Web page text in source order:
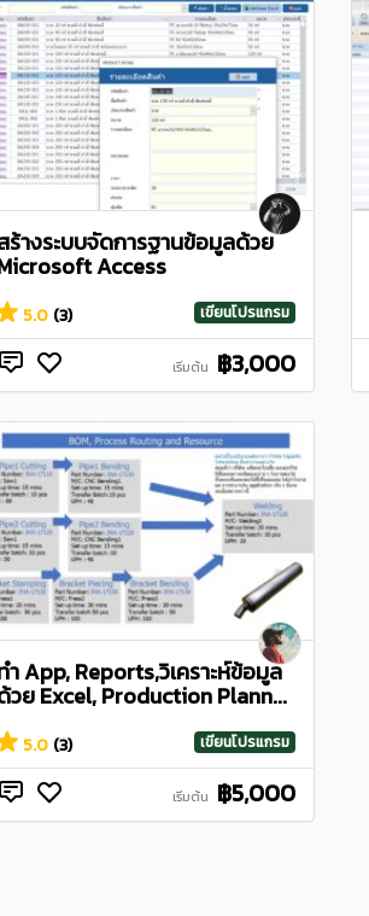
ร้างระบบจัดการฐานข้อมูลด้วย
Access
5.0 (3) เขียนโปรแกรม
เริ่มต้น ฿3,000
ำ App, Reports,วิเคราะห์ข้อมูล
วย Excel, Production Plann...
5.0 (3) เขียนโปรแกรม
เริ่มต้น ฿5,000